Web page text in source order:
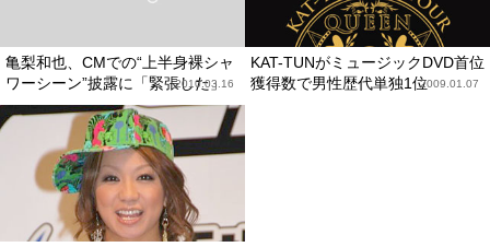
亀梨和也、CMでの“上半身裸シャ
ワーシーン”披露に「緊張した」
2010.03.16
KAT-TUNがミュージックDVD首位
獲得数で男性歴代単独1位2009.01.07